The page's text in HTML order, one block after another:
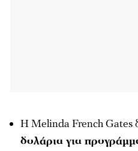
Η Melinda French Gates
δολάρια για